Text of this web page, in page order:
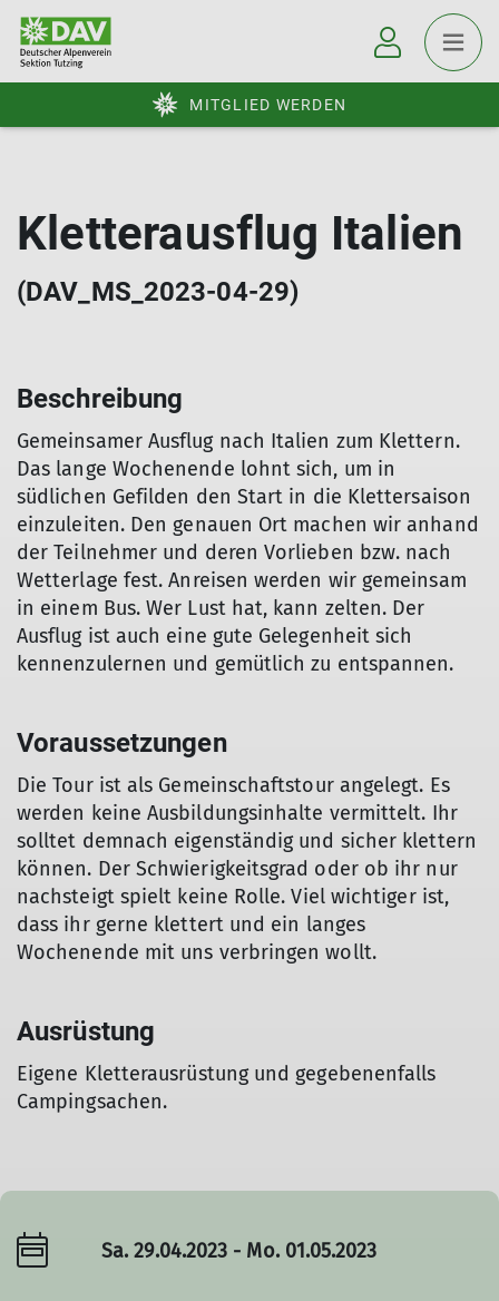
MITGLIED WERDEN
Kletterausflug Italien
(DAV_MS_2023-04-29)
Beschreibung
Gemeinsamer Ausflug nach Italien zum Klettern.
Das lange Wochenende lohnt sich, um in
südlichen Gefilden den Start in die Klettersaison
einzuleiten. Den genauen Ort machen wir anhand
der Teilnehmer und deren Vorlieben bzw. nach
Wetterlage fest. Anreisen werden wir gemeinsam
in einem Bus. Wer Lust hat, kann zelten. Der
Ausflug ist auch eine gute Gelegenheit sich
kennenzulernen und gemütlich zu entspannen.
Voraussetzungen
Die Tour ist als Gemeinschaftstour angelegt. Es
werden keine Ausbildungsinhalte vermittelt. Ihr
solltet demnach eigenständig und sicher klettern
können. Der Schwierigkeitsgrad oder ob ihr nur
nachsteigt spielt keine Rolle. Viel wichtiger ist,
dass ihr gerne klettert und ein langes
Wochenende mit uns verbringen wollt.
Ausrüstung
Eigene Kletterausrüstung und gegebenenfalls
Campingsachen.
Sa. 29.04.2023 - Mo. 01.05.2023